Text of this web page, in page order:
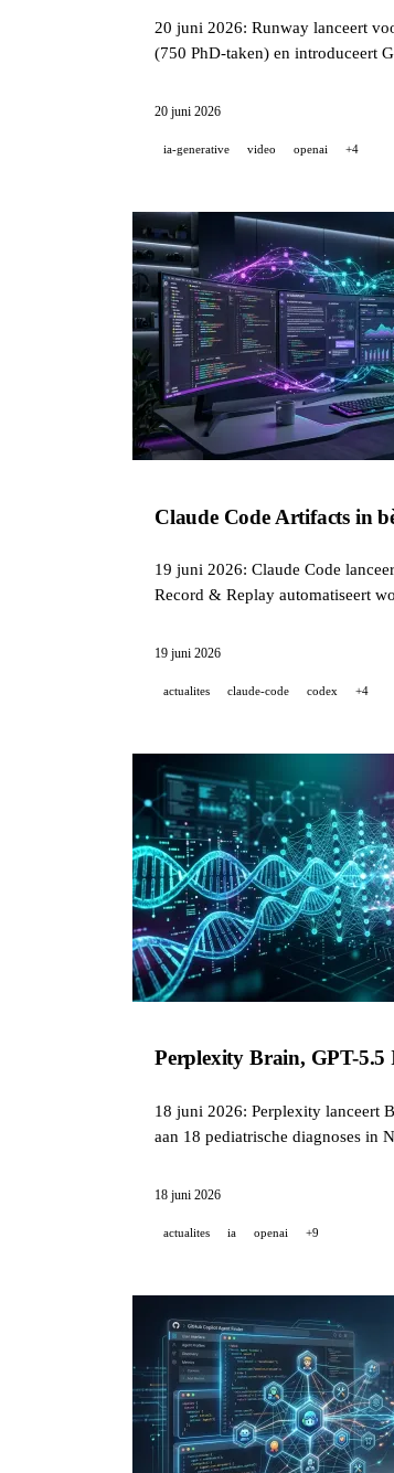
20 juni 2026: Runway lanceert
(750 PhD-taken) en introduceert
20 juni 2026
ia-generative video openai +4
Claude Code Artifacts in
19 juni 2026: Claude Code
Record & Replay automatiseert
19 juni 2026
actualites claude-code codex +4
Perplexity Brain, GPT-5.5
18 juni 2026: Perplexity lanceert
aan 18 pediatrische diagnoses in
18 juni 2026
actualites ia openai +9